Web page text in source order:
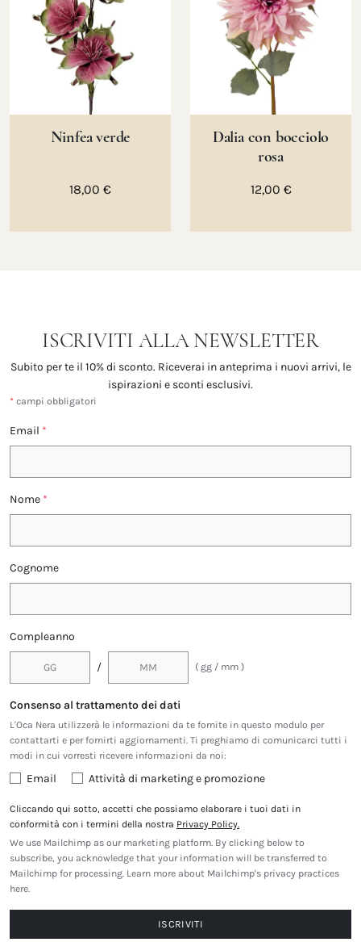
Ninfea verde
18,00 €
Dalia con bocciolo
rosa
12,00 €
ISCRIVITI ALLA NEWSLETTER
Subito per te il 10% di sconto. Riceverai in anteprima i nuovi arrivi, le
ispirazioni e sconti esclusivi.
* campi obbligatori
Email *
Nome *
Cognome
Compleanno
/ ( gg / mm )
Consenso al trattamento dei dati
L'Oca Nera utilizzerà le informazioni da te fornite in questo modulo per
contattarti e per fornirti aggiornamenti. Ti preghiamo di comunicarci tutti i
modi in cui vorresti ricevere informazioni da noi:
Email Attività di marketing e promozione
Cliccando qui sotto, accetti che possiamo elaborare i tuoi dati in
conformità con i termini della nostra Privacy Policy.
We use Mailchimp as our marketing platform. By clicking below to
subscribe, you acknowledge that your information will be transferred to
Mailchimp for processing. Learn more about Mailchimp's privacy practices
here.